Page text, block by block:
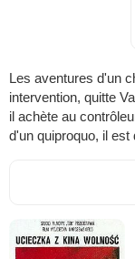
Les aventures d'un
intervention, quitte
il achète au
d'un quiproquo, il